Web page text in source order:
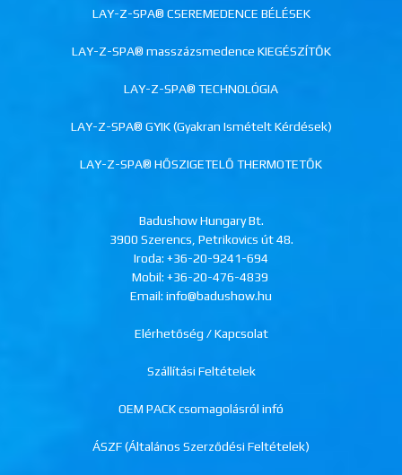
LAY-Z-SPA® CSEREMEDENCE BÉLÉSEK
LAY-Z-SPA® masszázsmedence KIEGÉSZÍTŐK
LAY-Z-SPA® TECHNOLÓGIA
LAY-Z-SPA® GYIK (Gyakran Ismételt Kérdések)
LAY-Z-SPA® HŐSZIGETELŐ THERMOTETŐK
Badushow Hungary Bt.
3900 Szerencs, Petrikovics út 48.
Iroda: +36-20-9241-694
Mobil: +36-20-476-4839
Email: info@badushow.hu
Elérhetőség / Kapcsolat
Szállítási Feltételek
OEM PACK csomagolásról infó
ÁSZF (Általános Szerződési Feltételek)